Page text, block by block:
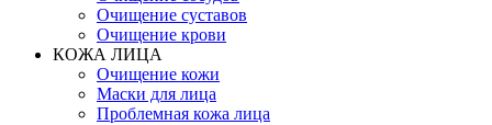
Очищение суставов
Очищение крови
КОЖА ЛИЦА
Очищение кожи
Маски для лица
Проблемная кожа лица